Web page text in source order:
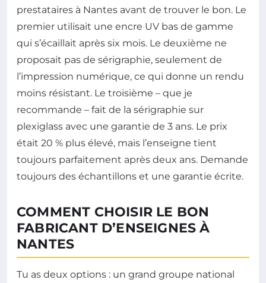
prestataires à Nantes avant de trouver le bon. Le
premier utilisait une encre UV bas de gamme
qui s’écaillait après six mois. Le deuxième ne
proposait pas de sérigraphie, seulement de
l’impression numérique, ce qui donne un rendu
moins résistant. Le troisième – que je
recommande – fait de la sérigraphie sur
plexiglass avec une garantie de 3 ans. Le prix
était 20 % plus élevé, mais l’enseigne tient
toujours parfaitement après deux ans. Demande
toujours des échantillons et une garantie écrite.
COMMENT CHOISIR LE BON
FABRICANT D’ENSEIGNES À
NANTES
Tu as deux options : un grand groupe national